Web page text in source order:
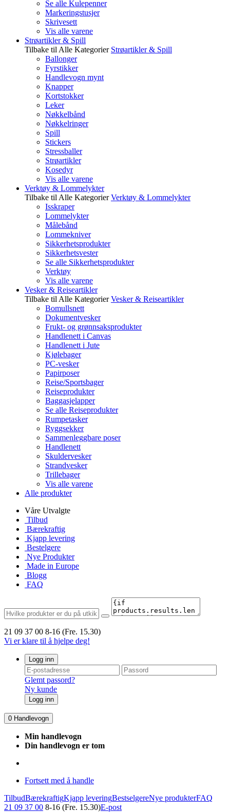
Se alle Kulepenner
Markeringstusjer
Skrivesett
Vis alle varene
Strøartikler & Spill
Tilbake til Alle Kategorier Strøartikler & Spill
Ballonger
Fyrstikker
Handlevogn mynt
Knapper
Kortstokker
Leker
Nøkkelbånd
Nøkkelringer
Spill
Stickers
Stressballer
Strøartikler
Kosedyr
Vis alle varene
Verktøy & Lommelykter
Tilbake til Alle Kategorier Verktøy & Lommelykter
Isskraper
Lommelykter
Målebånd
Lommekniver
Sikkerhetsprodukter
Sikkerhetsvester
Se alle Sikkerhetsprodukter
Verktøy
Vis alle varene
Vesker & Reiseartikler
Tilbake til Alle Kategorier Vesker & Reiseartikler
Bomullsnett
Dokumentvesker
Frukt- og grønnsaksprodukter
Handlenett i Canvas
Handlenett i Jute
Kjølebager
PC-vesker
Papirposer
Reise/Sportsbager
Reiseprodukter
Baggasjelapper
Se alle Reiseprodukter
Rumpetasker
Ryggsekker
Sammenleggbare poser
Handlenett
Skuldervesker
Strandvesker
Trillebager
Vis alle varene
Alle produkter
Våre Utvalgte
Tilbud
Bærekraftig
Kjapp levering
Bestelgere
Nye Produkter
Made in Europe
Blogg
FAQ
21 09 37 00 8-16 (Fre. 15.30)
Vi er klare til å hjelpe deg!
Logg inn
Glemt passord?
Ny kunde
Logg inn
0 Handlevogn
Min handlevogn
Din handlevogn er tom
Fortsett med å handle
TilbudBærekraftigKjapp leveringBestselgereNye produkterFAQ
21 09 37 00 8-16 (Fre. 15.30)E-post